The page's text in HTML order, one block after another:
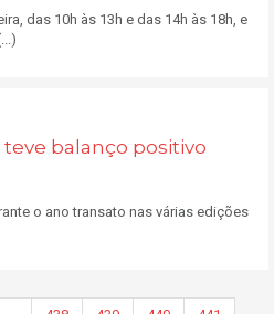
das 10h às 13h e das 14h às 18h, e
teve balanço positivo
o ano transato nas várias edições